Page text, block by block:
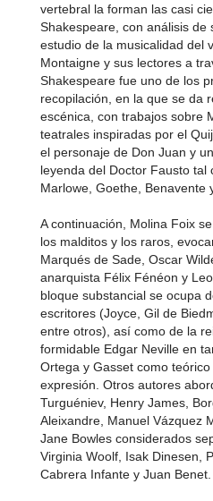
vertebral la forman las casi
Shakespeare, con análisis de
estudio de la musicalidad del
Montaigne y sus lectores a
Shakespeare fue uno de los
recopilación, en la que se da
escénica, con trabajos sobre
teatrales inspiradas por el
el personaje de Don Juan y
leyenda del Doctor Fausto tal
Marlowe, Goethe, Benavente
A continuación, Molina Foix
los malditos y los raros,
Marqués de Sade, Oscar
anarquista Félix Fénéon y
bloque substancial se ocupa
escritores (Joyce, Gil de
entre otros), así como de la
formidable Edgar Neville en
Ortega y Gasset como
expresión. Otros autores
Turguéniev, Henry James,
Aleixandre, Manuel Vázquez
Jane Bowles considerados
Virginia Woolf, Isak Dinesen,
Cabrera Infante y Juan Benet.